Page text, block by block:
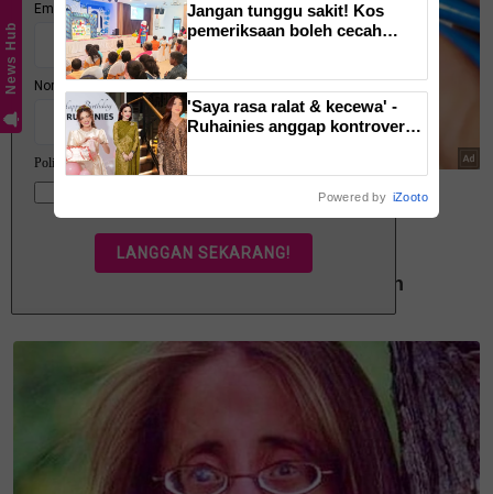
Difahamkan, Deqnor memiliki tiga cahaya mata
daripada perkahwinan terdahulu. Kesemua dua
anak lelaki dan seorang anak perempuan itu kini
sedang menginjak dewasa.
Tahniah diucapkan kepada Deqnor dan Abang
Lokman, moga perkahwinan diberi nikmat
News Hub
Jangan tunggu sakit! Kos
pemeriksaan boleh cecah
kesan masalah lebih awal
'Saya rasa ralat & kecewa' -
Ruhainies anggap kontroversi
Powered by iZooto